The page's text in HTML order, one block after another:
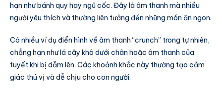
hạn như bánh quy hay ngũ cốc. Đây là âm thanh mà nhiều
người yêu thích và thường liên tưởng đến những món ăn ngon.
Có nhiều ví dụ điển hình về âm thanh “crunch” trong tự nhiên,
chẳng hạn như lá cây khô dưới chân hoặc âm thanh của
tuyết khi bị dẫm lên. Các khoảnh khắc này thường tạo cảm
giác thú vị và dễ chịu cho con người.